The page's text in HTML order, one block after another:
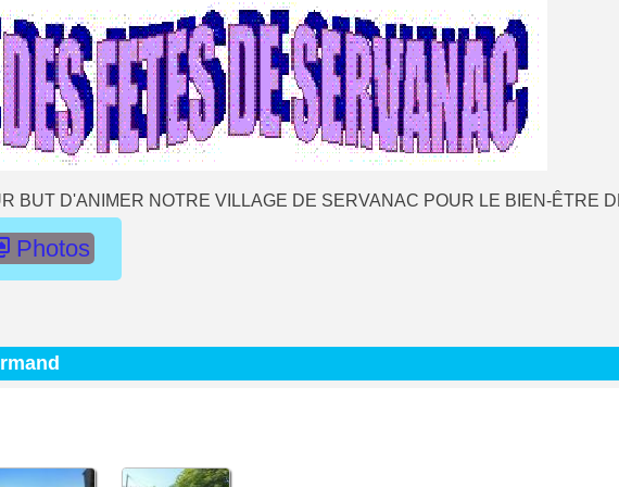
BUT D'ANIMER NOTRE VILLAGE DE SERVANAC POUR LE BIEN-ÊTRE
Photos